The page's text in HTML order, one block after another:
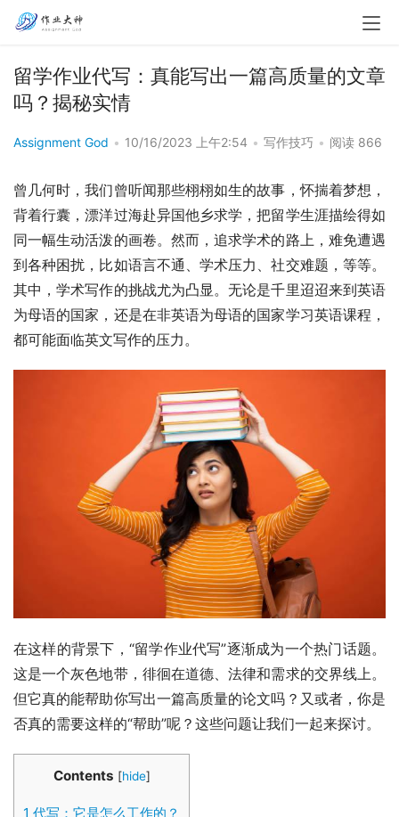
留学作业代写：真能写出一篇高质量的文章
吗？揭秘实情
Assignment God • 10/16/2023 上午2:54 • 写作技巧 • 阅读 866
曾几何时，我们曾听闻那些栩栩如生的故事，怀揣着梦想，
背着行囊，漂洋过海赴异国他乡求学，把留学生涯描绘得如
同一幅生动活泼的画卷。然而，追求学术的路上，难免遭遇
到各种困扰，比如语言不通、学术压力、社交难题，等等。
其中，学术写作的挑战尤为凸显。无论是千里迢迢来到英语
为母语的国家，还是在非英语为母语的国家学习英语课程，
都可能面临英文写作的压力。
在这样的背景下，“留学作业代写”逐渐成为一个热门话题。
这是一个灰色地带，徘徊在道德、法律和需求的交界线上。
但它真的能帮助你写出一篇高质量的论文吗？又或者，你是
否真的需要这样的“帮助”呢？这些问题让我们一起来探讨。
Contents [hide]
1 代写：它是怎么工作的？